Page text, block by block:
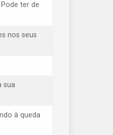
ter de
nos seus
sua
à queda